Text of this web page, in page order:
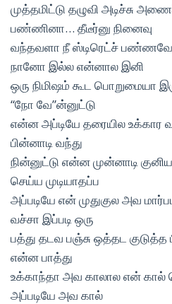
முத்தமிட்டு தழுவி அடிச்சு
பண்ணினா… தீடீர்னு நினைவு
வந்தவளா நீ ஸ்டிரெட்ச்
நானோ இல்ல என்னால இனி
ஒரு நிமிஷம் கூட பொறுமையா
“நோ வே”ன்னுட்டு
என்ன அப்டியே தரையில உக்கார
பின்னாடி வந்து
நின்னுட்டு என்ன முன்னாடி
செய்ய முடியாதப்ப
அப்படியே என் முதுகுல அவ
வச்சா இப்படி ஒரு
பத்து தடவ பஞ்சு ஒத்தட
என்ன பாத்து
உக்காந்தா அவ காலால என் கால்
அப்படியே அவ கால்